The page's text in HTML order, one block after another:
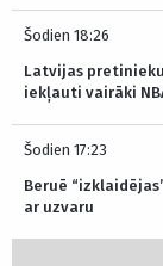
Šodien 18:26
Latvijas
iekļauti vairāki
Šodien 17:23
Beruē
ar uzvaru